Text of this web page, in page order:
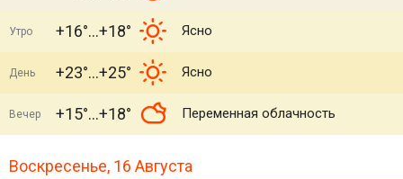
Утро +16° +18° Ясно
День +23° +25° Ясно
Вечер +15° +18° Переменная облачность
Воскресенье, 16 Августа